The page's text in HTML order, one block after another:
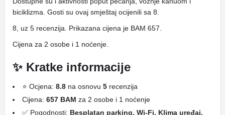
biciklizma. Gosti su ovaj smještaj ocijenili sa 8.
8, uz 5 recenzija. Prikazana cijena je BAM 657.
Cijena za 2 osobe i 1 noćenje.
✨ Kratke informacije
⭐ Ocjena: 8.8 na osnovu 5 recenzija
Cijena: 657 BAM za 2 osobe i 1 noćenje
✅ Pogodnosti: Besplatan parking, Wi-Fi, Klima uređaj,